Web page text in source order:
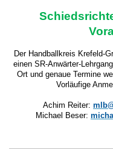
Der Handballkreis Krefeld-
einen SR-Anwärter-
Ort und genaue Termine
Vorläufige
Achim Reiter:
Michael Beser: